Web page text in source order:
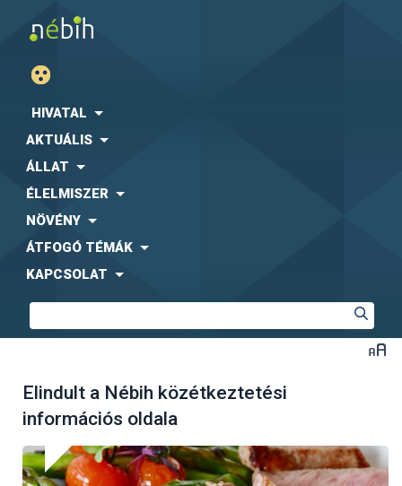
HIVATAL
AKTUÁLIS
ÁLLAT
ÉLELMISZER
NÖVÉNY
ÁTFOGÓ TÉMÁK
KAPCSOLAT
Elindult a Nébih közétkeztetési
információs oldala